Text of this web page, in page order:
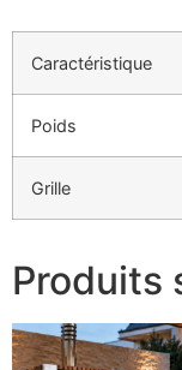
Caractéristique
Poids
Grille
Produits